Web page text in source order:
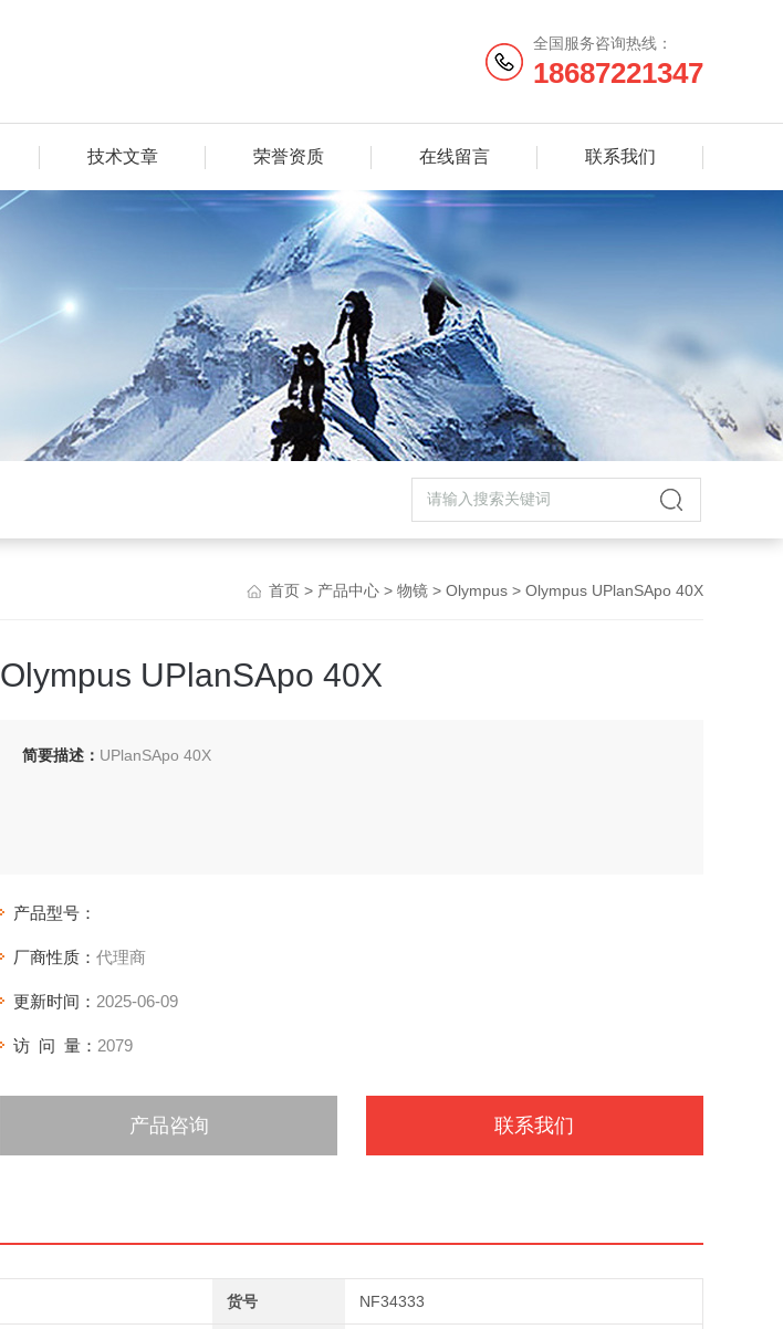
全国服务咨询热线：
18687221347
技术文章 荣誉资质 在线留言 联系我们
首页 > 产品中心 > 物镜 > Olympus > Olympus UPlanSApo 40X
Olympus UPlanSApo 40X
简要描述： UPlanSApo 40X
产品型号：
厂商性质： 代理商
更新时间： 2025-06-09
访 问 量： 2079
产品咨询 联系我们
货号 NF34333